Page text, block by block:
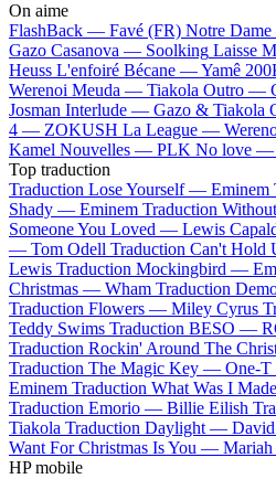
On aime
FlashBack — Favé (FR) Notre
Gazo Casanova — Soolking Laisse
Heuss L'enfoiré Bécane —Yamê
Werenoi Meuda — Tiakola Outro —
Josman Interlude — Gazo & Tiakola
4 — ZOKUSH La League —
Kamel Nouvelles — PLK No love —
Top traduction
Traduction Lose Yourself — Eminem
Shady — Eminem Traduction
Someone You Loved — Lewis
— Tom Odell Traduction Can't
Lewis Traduction Mockingbird —
Christmas — Wham Traduction
Traduction Flowers — Miley Cyrus
Teddy Swims Traduction BESO —
Traduction Rockin' Around The
Traduction The Magic Key — One-T
Eminem Traduction What Was I
Traduction Emorio — Billie Eilish
Tiakola Traduction Daylight —
Want For Christmas Is You — Mariah
HP mobile